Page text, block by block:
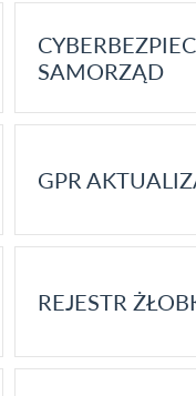
SAMORZĄD
GPR
REJESTR